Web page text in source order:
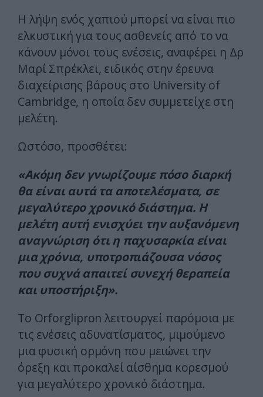
Η λήψη ενός χαπιού μπορεί να είναι πιο
ελκυστική για τους ασθενείς από το να
κάνουν μόνοι τους ενέσεις, αναφέρει η Δρ
Μαρί Σπρέκλεϊ, ειδικός στην έρευνα
διαχείρισης βάρους στο University of
Cambridge, η οποία δεν συμμετείχε στη
μελέτη.
Ωστόσο, προσθέτει:
«Ακόμη δεν γνωρίζουμε πόσο διαρκή
θα είναι αυτά τα αποτελέσματα, σε
μεγαλύτερο χρονικό διάστημα. Η
μελέτη αυτή ενισχύει την αυξανόμενη
αναγνώριση ότι η παχυσαρκία είναι
μια χρόνια, υποτροπιάζουσα νόσος
που συχνά απαιτεί συνεχή θεραπεία
και υποστήριξη».
Το Orforglipron λειτουργεί παρόμοια με
τις ενέσεις αδυνατίσματος, μιμούμενο
μια φυσική ορμόνη που μειώνει την
όρεξη και προκαλεί αίσθημα κορεσμού
για μεγαλύτερο χρονικό διάστημα.